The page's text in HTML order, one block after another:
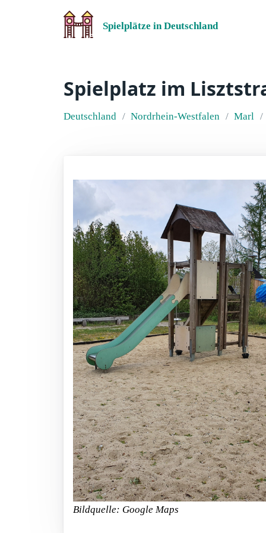
Spielplätze in Deutschland
Spielplatz im
Deutschland Nordrhein-Westfalen Marl
Bildquelle: Google Maps